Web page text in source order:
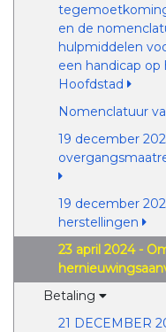
en de
hulpmiddelen
een handicap
Hoofdstad
Nomenclatuur
19 december
19 december
herstellingen
23 april 2024 -
Betaling
21 DECEMBER